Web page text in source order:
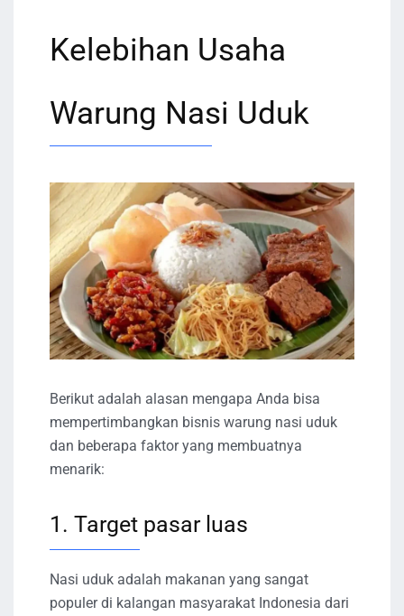
Kelebihan Usaha
Warung Nasi Uduk
Berikut adalah alasan mengapa Anda bisa
mempertimbangkan bisnis warung nasi uduk
dan beberapa faktor yang membuatnya
menarik:
1. Target pasar luas
Nasi uduk adalah makanan yang sangat
populer di kalangan masyarakat Indonesia dari